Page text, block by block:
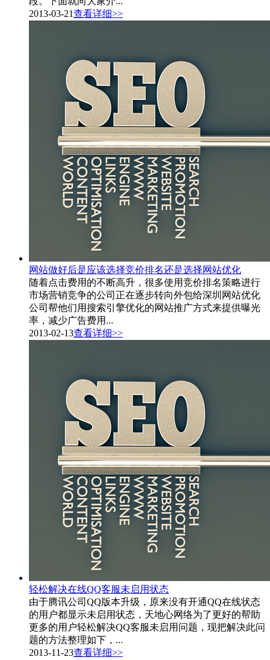
2013-03-21查看详细>>
网站做好后是应该选择竞价排名还是选择网站优化
随着点击费用的不断高升，很多使用竞价排名策略进行
市场营销竞争的公司正在逐步转向外包给深圳网站优化
公司帮他们用搜索引擎优化的网站推广方式来提供曝光
率，减少广告费用...
2013-02-13查看详细>>
轻松解决在线QQ客服未启用状态
由于腾讯公司QQ版本升级，原来没有开通QQ在线状态
的用户都显示未启用状态，天地心网络为了更好的帮助
更多的用户轻松解决QQ客服未启用问题，现把解决此问
题的方法整理如下，...
2013-11-23查看详细>>